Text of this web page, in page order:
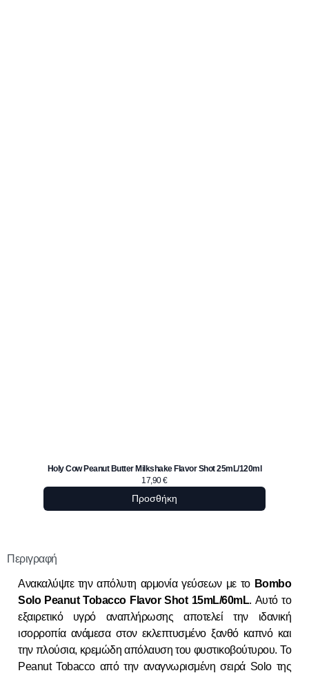
Holy Cow Peanut Butter Milkshake Flavor Shot 25mL/120ml
17,90€
Προσθήκη
Περιγραφή
Ανακαλύψτε την απόλυτη αρμονία γεύσεων με το Bombo
Solo Peanut Tobacco Flavor Shot 15mL/60mL. Αυτό το
εξαιρετικό υγρό αναπλήρωσης αποτελεί την ιδανική
ισορροπία ανάμεσα στον εκλεπτυσμένο ξανθό καπνό και
την πλούσια, κρεμώδη απόλαυση του φυστικοβούτυρου. Το
Peanut Tobacco από την αναγνωρισμένη σειρά Solo της